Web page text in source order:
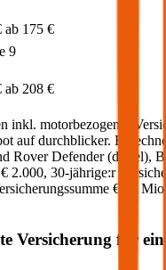
ab 175 €
9
ab 208 €
inkl. motorbezogener
auf durchblicker.
Rover Defender(diesel),
€ 2.000, 30-jährige:r
€ 20 Mio
Versicherung für